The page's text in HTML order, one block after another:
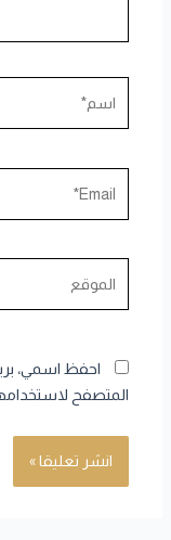
احفظ اسمي،
المتصفح